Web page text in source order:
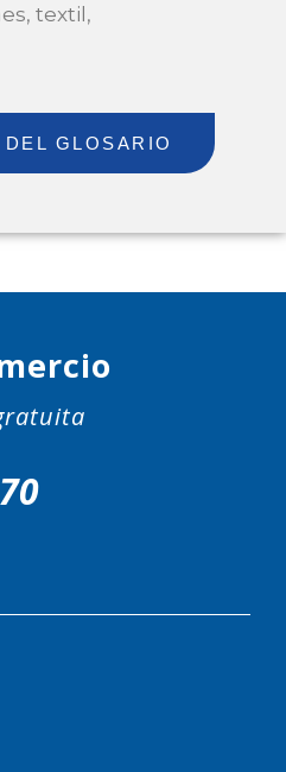
textil,
GLOSARIO